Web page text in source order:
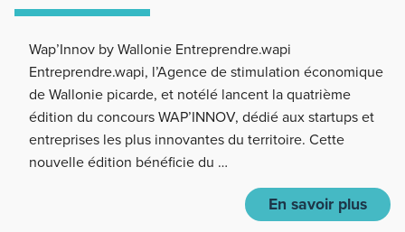
Wap’Innov by Wallonie Entreprendre.wapi
Entreprendre.wapi, l’Agence de stimulation économique
de Wallonie picarde, et notélé lancent la quatrième
édition du concours WAP’INNOV, dédié aux startups et
entreprises les plus innovantes du territoire. Cette
nouvelle édition bénéficie du …
En savoir plus